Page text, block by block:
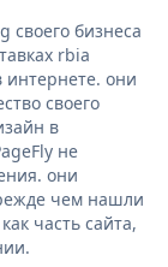
своего бизнеса
rbia
интернете. они
своего
в
не
они
чем нашли
часть сайта,